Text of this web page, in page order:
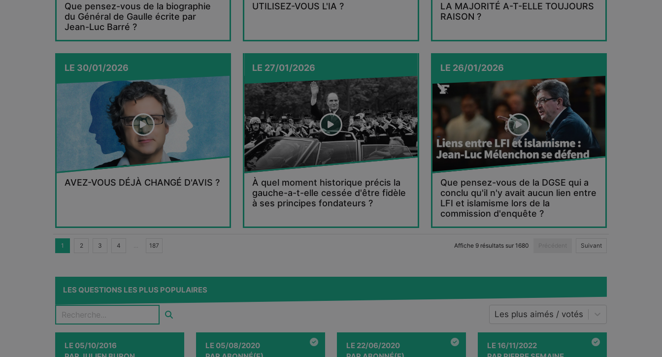
Que pensez-vous de la biographie
du Général de Gaulle écrite par
Jean-Luc Barré ?
UTILISEZ-VOUS L'IA ?
LA MAJORITÉ A-T-ELLE TOUJOURS
RAISON ?
LE 30/01/2026
AVEZ-VOUS DÉJÀ CHANGÉ D'AVIS ?
LE 27/01/2026
À quel moment historique précis la
gauche-a-t-elle cessée d'être fidèle
à ses principes fondateurs ?
LE 26/01/2026
Que pensez-vous de la DGSE qui a
conclu qu'il n'y avait aucun lien entre
LFI et islamisme lors de la
commission d'enquête ?
Précédent Suivant
Affiche 9 résultats sur 1680
1 2 3 4 187
LES QUESTIONS LES PLUS POPULAIRES
Les plus aimés / votés
LE05/10/2016
LE05/08/2020
LE 22/06/2020
LE16/11/2022